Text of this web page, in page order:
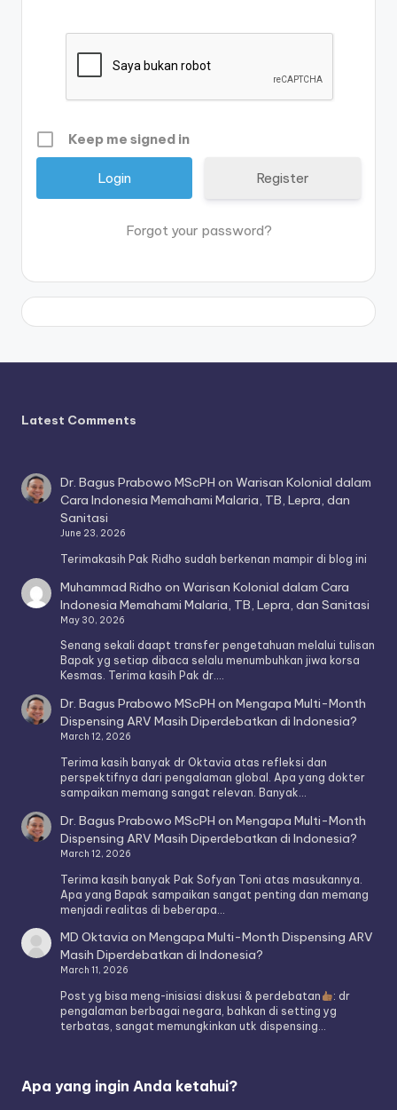
Keep me signed in
Register
Forgot your password?
Latest Comments
Dr. Bagus Prabowo MScPH onWarisan Kolonial dalam
Cara Indonesia Memahami Malaria, TB, Lepra, dan
Sanitasi
June 23, 2026
Terimakasih Pak Ridho sudah berkenan mampir di blog ini
Muhammad Ridho onWarisan Kolonial dalam Cara
Indonesia Memahami Malaria, TB, Lepra, dan Sanitasi
May 30, 2026
Senang sekali daapt transfer pengetahuan melalui tulisan
Bapak yg setiap dibaca selalu menumbuhkan jiwa korsa
Kesmas. Terima kasih Pak dr.…
Dr. Bagus Prabowo MScPH onMengapa Multi-Month
Dispensing ARV Masih Diperdebatkan di Indonesia?
March 12, 2026
Terima kasih banyak dr Oktavia atas refleksi dan
perspektifnya dari pengalaman global. Apa yang dokter
sampaikan memang sangat relevan. Banyak…
Dr. Bagus Prabowo MScPH onMengapa Multi-Month
Dispensing ARV Masih Diperdebatkan di Indonesia?
March 12, 2026
Terima kasih banyak Pak Sofyan Toni atas masukannya.
Apa yang Bapak sampaikan sangat penting dan memang
menjadi realitas di beberapa…
MD Oktavia onMengapa Multi-Month Dispensing ARV
Masih Diperdebatkan di Indonesia?
March 11, 2026
Post yg bisa meng-inisiasi diskusi & perdebatan
: dr
pengalaman berbagai negara, bahkan di setting yg
terbatas, sangat memungkinkan utk dispensing…
Apa yang ingin Anda ketahui?